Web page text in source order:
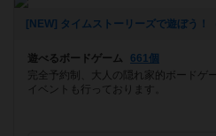
[NEW] タイムストーリーズで遊ぼう！
遊べるボードゲーム
661個
完全予約制、大人の隠れ家的ボードゲ
イベントも行っております。